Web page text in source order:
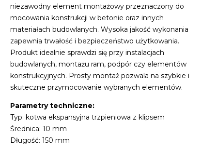
niezawodny element montażowy przeznaczony do
mocowania konstrukcji w betonie oraz innych
materiałach budowlanych. Wysoka jakość wykonania
zapewnia trwałość i bezpieczeństwo użytkowania.
Produkt idealnie sprawdzi się przy instalacjach
budowlanych, montażu ram, podpór czy elementów
konstrukcyjnych. Prosty montaż pozwala na szybkie i
skuteczne przymocowanie wybranych elementów.
Parametry techniczne:
Typ: kotwa ekspansyjna trzpieniowa z klipsem
Średnica: 10 mm
Długość: 150 mm